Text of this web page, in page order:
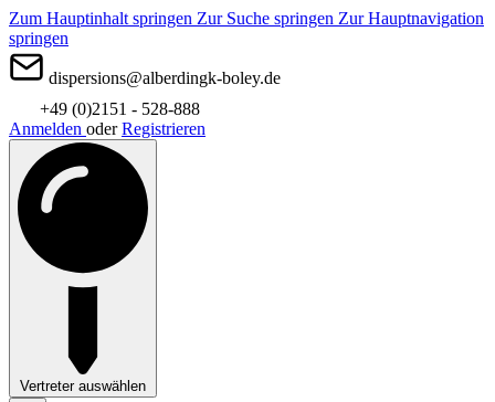
Zum Hauptinhalt springen Zur Suche springen Zur Hauptnavigation
springen
dispersions@alberdingk-boley.de
+49 (0)2151 - 528-888
Anmelden oder Registrieren
Vertreter auswählen